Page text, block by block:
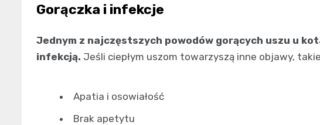
Gorączka i infekcje
Jednym z najczęstszych powodów gorących uszu u
infekcją. Jeśli ciepłym uszom towarzyszą inne objawy,
Apatia i osowiałość
Brak apetytu